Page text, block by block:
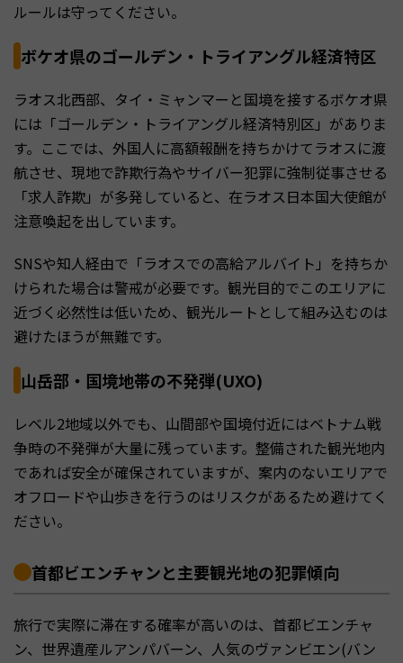
ルールは守ってください。
ボケオ県のゴールデン・トライアングル経済特区
ラオス北西部、タイ・ミャンマーと国境を接するボケオ県
には「ゴールデン・トライアングル経済特別区」がありま
す。ここでは、外国人に高額報酬を持ちかけてラオスに渡
航させ、現地で詐欺行為やサイバー犯罪に強制従事させる
「求人詐欺」が多発していると、在ラオス日本国大使館が
注意喚起を出しています。
SNSや知人経由で「ラオスでの高給アルバイト」を持ちか
けられた場合は警戒が必要です。観光目的でこのエリアに
近づく必然性は低いため、観光ルートとして組み込むのは
避けたほうが無難です。
山岳部・国境地帯の不発弾(UXO)
レベル2地域以外でも、山間部や国境付近にはベトナム戦
争時の不発弾が大量に残っています。整備された観光地内
であれば安全が確保されていますが、案内のないエリアで
オフロードや山歩きを行うのはリスクがあるため避けてく
ださい。
首都ビエンチャンと主要観光地の犯罪傾向
旅行で実際に滞在する確率が高いのは、首都ビエンチャ
ン、世界遺産ルアンパバーン、人気のヴァンビエン(バン